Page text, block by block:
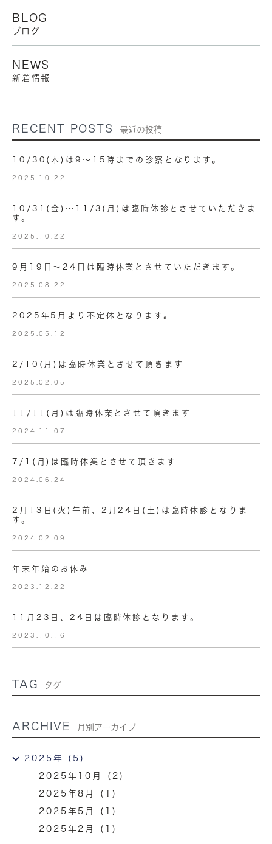
BLOG
ブログ
NEWS
新着情報
RECENT POSTS 最近の投稿
10/30(木)は9～15時までの診察となります。
2025.10.22
10/31(金)〜11/3(月)は臨時休診とさせていただきま
す。
2025.10.22
9月19日～24日は臨時休業とさせていただきます。
2025.08.22
2025年5月より不定休となります。
2025.05.12
2/10(月)は臨時休業とさせて頂きます
2025.02.05
11/11(月)は臨時休業とさせて頂きます
2024.11.07
7/1(月)は臨時休業とさせて頂きます
2024.06.24
2月13日(火)午前、2月24日(土)は臨時休診となりま
す。
2024.02.09
年末年始のお休み
2023.12.22
11月23日、24日は臨時休診となります。
2023.10.16
TAG タグ
ARCHIVE 月別アーカイブ
2025年 (5)
2025年10月 (2)
2025年8月 (1)
2025年5月 (1)
2025年2月 (1)